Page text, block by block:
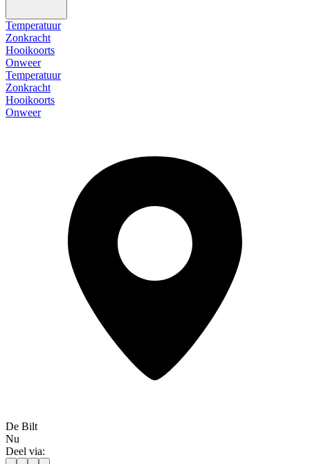
Temperatuur
Zonkracht
Hooikoorts
Onweer
Temperatuur
Zonkracht
Hooikoorts
Onweer
De Bilt
Nu
Deel via: